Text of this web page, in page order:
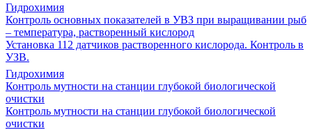
Гидрохимия
Контроль основных показателей в УВЗ при выращивании рыб
– температура, растворенный кислород
Установка 112 датчиков растворенного кислорода. Контроль в
УЗВ.
Гидрохимия
Контроль мутности на станции глубокой биологической
очистки
Контроль мутности на станции глубокой биологической
очистки